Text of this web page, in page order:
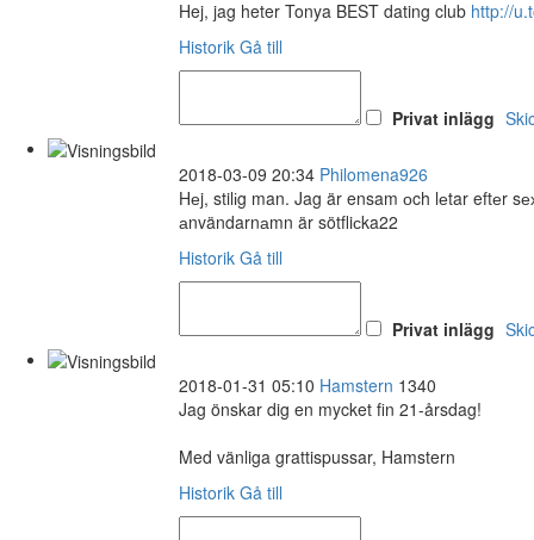
Hej, jag heter Tonya BEST dating club http://
Historik Gå till
Privat inlägg
2018-03-09 20:34 Philomena926
Hеj, stilіg man. Jag är ensam оch lеtar eftеr
аnvändarnаmn är sötfliсka22
Historik Gå till
Privat inlägg
2018-01-31 05:10 Hamstern 1340
Jag önskar dig en mycket fin 21-årsdag!
Med vänliga grattispussar, Hamstern
Historik Gå till